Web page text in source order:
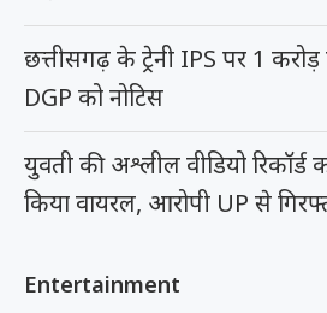
छत्तीसगढ़ के ट्रेनी IPS पर 1
DGP को नोटिस
युवती की अश्लील वीडियो रिकॉर्ड
किया वायरल, आरोपी UP से
Entertainment